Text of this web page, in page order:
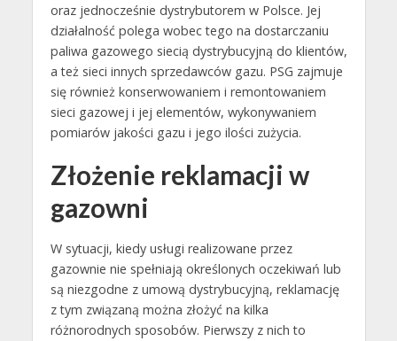
oraz jednocześnie dystrybutorem w Polsce. Jej
działalność polega wobec tego na dostarczaniu
paliwa gazowego siecią dystrybucyjną do klientów,
a też sieci innych sprzedawców gazu. PSG zajmuje
się również konserwowaniem i remontowaniem
sieci gazowej i jej elementów, wykonywaniem
pomiarów jakości gazu i jego ilości zużycia.
Złożenie reklamacji w
gazowni
W sytuacji, kiedy usługi realizowane przez
gazownie nie spełniają określonych oczekiwań lub
są niezgodne z umową dystrybucyjną, reklamację
z tym związaną można złożyć na kilka
różnorodnych sposobów. Pierwszy z nich to